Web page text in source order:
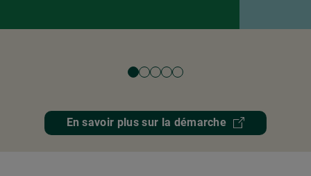
En savoir plus sur la démarche